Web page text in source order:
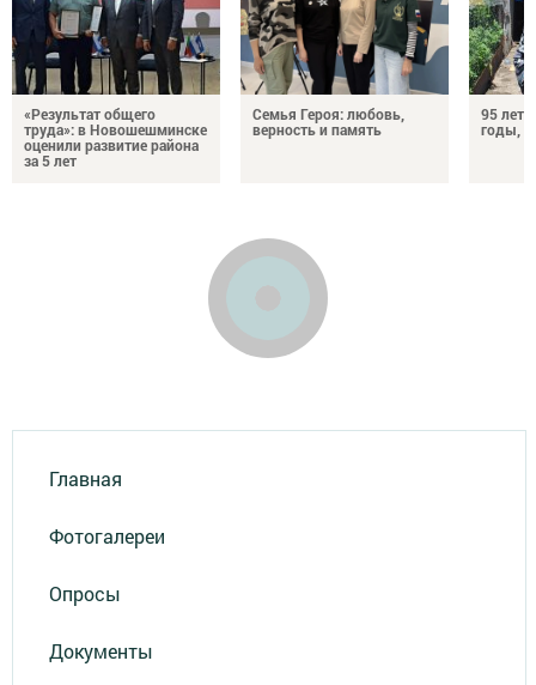
«Результат общего
труда»: в Новошешминске
оценили развитие района
за 5 лет
Семья Героя: любовь,
верность и память
95 лет
годы,
Главная
Фотогалереи
Опросы
Документы